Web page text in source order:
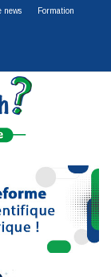
news Formation